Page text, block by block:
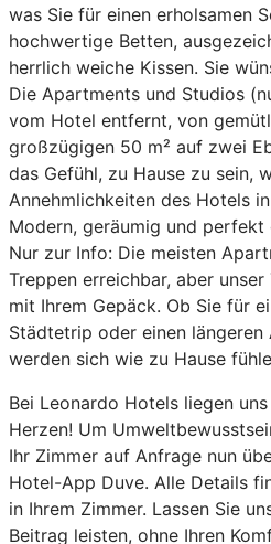
was Sie für einen erholsamen
hochwertige Betten,
herrlich weiche Kissen. Sie
Die Apartments und Studios
vom Hotel entfernt, von
großzügigen 50 m² auf zwei
das Gefühl, zu Hause zu sein,
Annehmlichkeiten des Hotels
Modern, geräumig und perfekt
Nur zur Info: Die meisten
Treppen erreichbar, aber
mit Ihrem Gepäck. Ob Sie für
Städtetrip oder einen längeren
werden sich wie zu Hause
Bei Leonardo Hotels liegen
Herzen! Um
Ihr Zimmer auf Anfrage nun
Hotel-App Duve. Alle Details
in Ihrem Zimmer. Lassen Sie
Beitrag leisten, ohne Ihren